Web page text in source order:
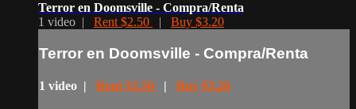
Terror en Doomsville - Compra/Renta
1 video | Rent $2.50 | Buy $3.20
Terror en Doomsville - Compra/Renta
1 video | Rent $2.50 | Buy $3.20